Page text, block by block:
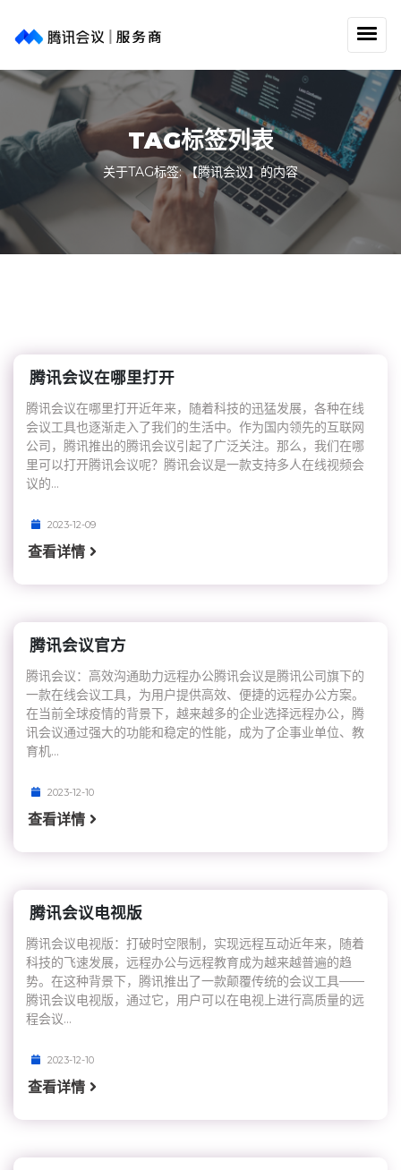
TAG标签列表
关于TAG标签: 【腾讯会议】的内容
腾讯会议在哪里打开
腾讯会议在哪里打开近年来，随着科技的迅猛发展，各种在线
会议工具也逐渐走入了我们的生活中。作为国内领先的互联网
公司，腾讯推出的腾讯会议引起了广泛关注。那么，我们在哪
里可以打开腾讯会议呢？腾讯会议是一款支持多人在线视频会
议的...
2023-12-09
查看详情
腾讯会议官方
腾讯会议：高效沟通助力远程办公腾讯会议是腾讯公司旗下的
一款在线会议工具，为用户提供高效、便捷的远程办公方案。
在当前全球疫情的背景下，越来越多的企业选择远程办公，腾
讯会议通过强大的功能和稳定的性能，成为了企事业单位、教
育机...
2023-12-10
查看详情
腾讯会议电视版
腾讯会议电视版：打破时空限制，实现远程互动近年来，随着
科技的飞速发展，远程办公与远程教育成为越来越普遍的趋
势。在这种背景下，腾讯推出了一款颠覆传统的会议工具——
腾讯会议电视版，通过它，用户可以在电视上进行高质量的远
程会议...
2023-12-10
查看详情